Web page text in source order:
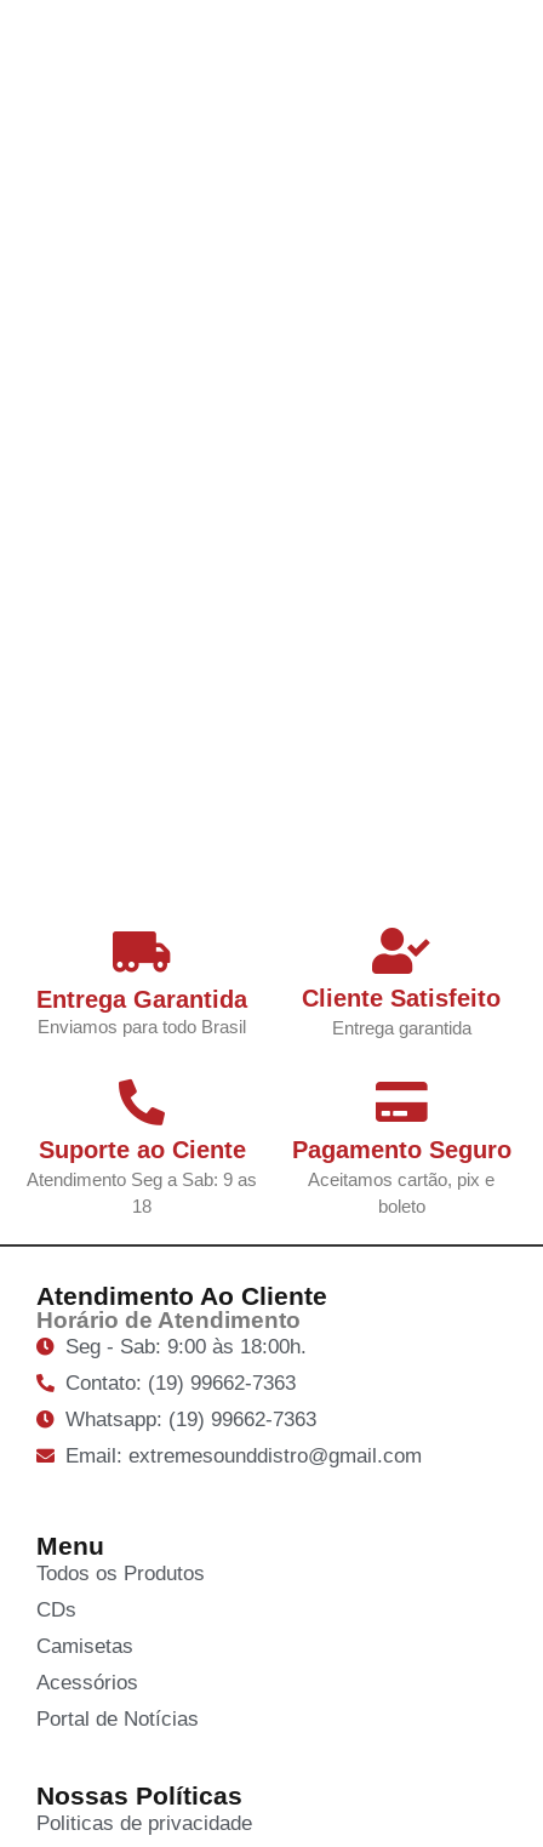
Entrega Garantida
Enviamos para todo Brasil
Cliente Satisfeito
Entrega garantida
Suporte ao Ciente
Atendimento Seg a Sab: 9 as
18
Pagamento Seguro
Aceitamos cartão, pix e
boleto
Atendimento Ao Cliente
Horário de Atendimento
Seg - Sab: 9:00 às 18:00h.
Contato: (19) 99662-7363
Whatsapp: (19) 99662-7363
Email: extremesounddistro@gmail.com
Menu
Todos os Produtos
CDs
Camisetas
Acessórios
Portal de Notícias
Nossas Políticas
Politicas de privacidade